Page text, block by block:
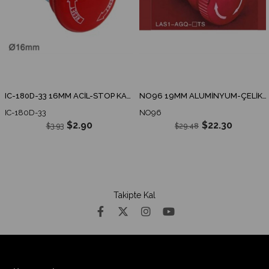
IC-180D-33 16MM ACİL-STOP KAFA 33MM
IC-180D-33
$2.90
$3.93
NO96 19MM ALÜMİNYUM-ÇELİK ACİL-STOP IP65
NO96
$22.30
$29.48
Takipte Kal